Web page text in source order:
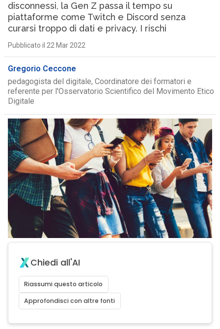
disconnessi, la Gen Z passa il tempo su
piattaforme come Twitch e Discord senza
curarsi troppo di dati e privacy. I rischi
Pubblicato il 22 Mar 2022
Gregorio Ceccone
pedagogista del digitale, Coordinatore dei formatori e
referente per l'Osservatorio Scientifico del Movimento Etico
Digitale
Chiedi all'AI
Riassumi questo articolo
Approfondisci con altre fonti